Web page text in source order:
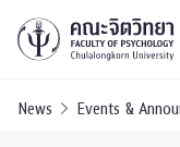
News Events &